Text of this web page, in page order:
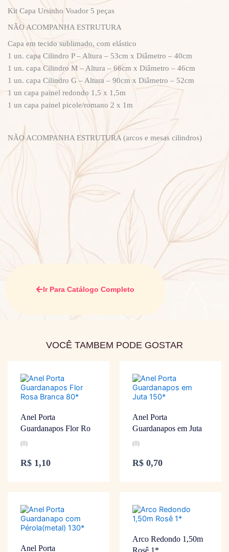
Kit Capa Ursinho Voador 5 peças
NÃO ACOMPANHA ESTRUTURA
Capa em tecido sublimado, com elástico
1 un. capa Cilindro P – Altura – 53cm x Diâmetro – 40cm
1 un. capa Cilindro M – Altura – 66cm x Diâmetro – 46cm
1 un. capa Cilindro G – Altura – 90cm x Diâmetro – 52cm
1 un capa painel redondo 1,5 x 1,5m
1 un capa painel picole/romano 2 x 1m
NÃO ACOMPANHA ESTRUTURA (arcos e mesas cilindros)
Ir Para Catálogo Completo
VOCÊ TAMBEM PODE GOSTAR
Anel Porta
Guardanapos Flor Ro
(0)
R$ 1,10
Anel Porta
Guardanapos em Juta
(0)
R$ 0,70
Anel Porta
Arco Redondo 1,50m
Rosê 1*